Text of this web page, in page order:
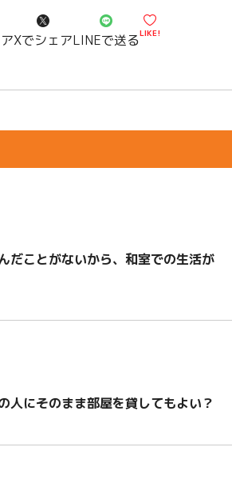
XでシェアLINEで送るLIKE!
だことがないから、和室での生活が
人にそのまま部屋を貸してもよい？